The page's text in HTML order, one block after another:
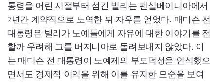
통령을 어린 시절부터 섬긴 빌리는 펜실베이니아에서
7년간 계약직으로 노역한 뒤 자유를 얻었다. 매디슨 전
대통령은 빌리가 노예들에게 자유에 대한 이야기를 전
할까 우려해 그를 버지니아로 돌려보내지 않았다. 이
는 매디슨 전 대통령이 노예제의 부도덕성을 인식했으
면서도 경제적 이익을 위해 이를 유지한 모순을 보여